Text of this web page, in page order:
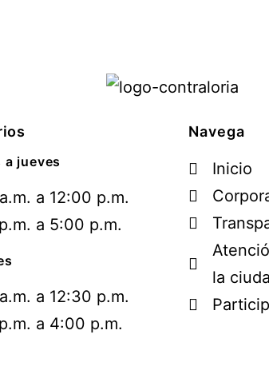
a jueves
a 12:00 p.m.
a 5:00 p.m.
a 12:30 p.m.
a 4:00 p.m.
Navega
Inicio
la